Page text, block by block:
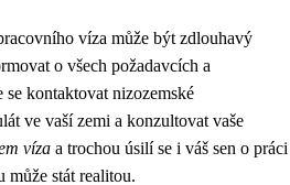
víza může být zdlouhavý
o všech požadavcích a
kontaktovat nizozemské
ve vaší zemi a konzultovat vaše
víza a trochou úsilí se i váš sen o práci
může stát realitou.